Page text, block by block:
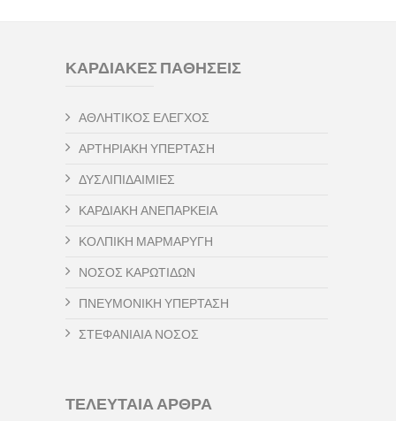
ΚΑΡΔΙΑΚΕΣ ΠΑΘΗΣΕΙΣ
ΑΘΛΗΤΙΚΟΣ ΕΛΕΓΧΟΣ
ΑΡΤΗΡΙΑΚΗ ΥΠΕΡΤΑΣΗ
ΔΥΣΛΙΠΙΔΑΙΜΙΕΣ
ΚΑΡΔΙΑΚΗ ΑΝΕΠΑΡΚΕΙΑ
ΚΟΛΠΙΚΗ ΜΑΡΜΑΡΥΓΗ
ΝΟΣΟΣ ΚΑΡΩΤΙΔΩΝ
ΠΝΕΥΜΟΝΙΚΗ ΥΠΕΡΤΑΣΗ
ΣΤΕΦΑΝΙΑΙΑ ΝΟΣΟΣ
ΤΕΛΕΥΤΑΙΑ ΑΡΘΡΑ